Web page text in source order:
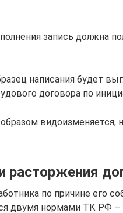
запись должна
написания будет
договора по
видоизменяется,
расторжения
по причине его
двумя нормами ТК РФ –